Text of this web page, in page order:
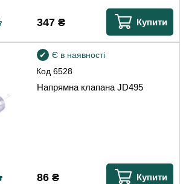
347₴ Купити
Код6528
Є в наявності
Напрямна клапана JD495
86₴ Купити